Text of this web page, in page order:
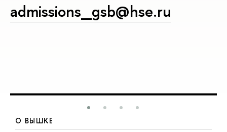
admissions_gsb@hse.ru
О ВЫШКЕ